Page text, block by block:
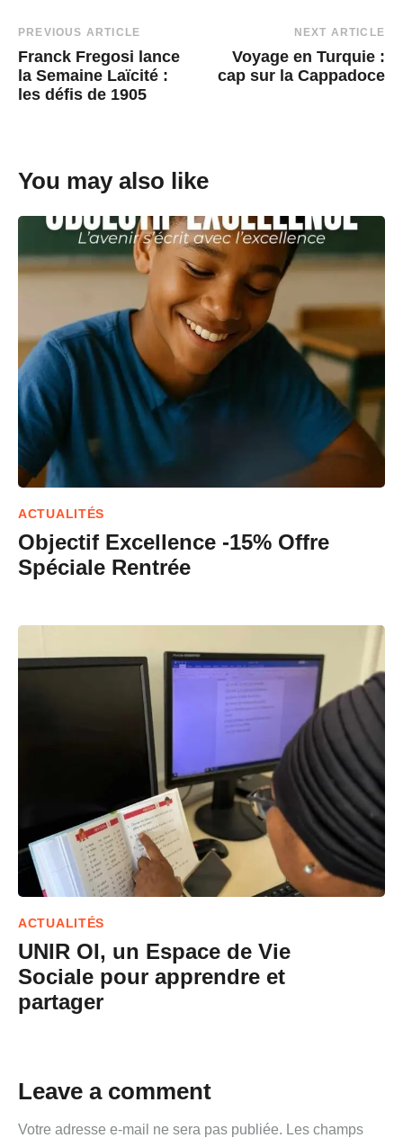
Post
Navigation
PREVIOUS ARTICLE
Franck Fregosi lance
la Semaine Laïcité :
les défis de 1905
NEXT ARTICLE
Voyage en Turquie :
cap sur la Cappadoce
You may also like
ACTUALITÉS
Objectif Excellence -15% Offre
Spéciale Rentrée
ACTUALITÉS
UNIR OI, un Espace de Vie
Sociale pour apprendre et
partager
Leave a comment
Votre adresse e-mail ne sera pas publiée. Les champs